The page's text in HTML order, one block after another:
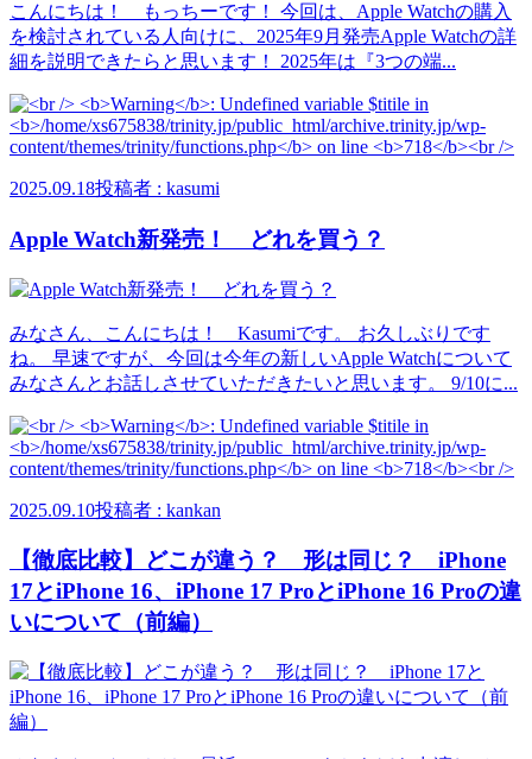
こんにちは！ もっちーです！ 今回は、Apple Watchの購入
を検討されている人向けに、2025年9月発売Apple Watchの詳
細を説明できたらと思います！ 2025年は『3つの端...
2025.09.18投稿者 : kasumi
Apple Watch新発売！ どれを買う？
みなさん、こんにちは！ Kasumiです。 お久しぶりです
ね。 早速ですが、今回は今年の新しいApple Watchについて
みなさんとお話しさせていただきたいと思います。 9/10に...
2025.09.10投稿者 : kankan
【徹底比較】どこが違う？ 形は同じ？ iPhone
17とiPhone 16、iPhone 17 ProとiPhone 16 Proの違
いについて（前編）